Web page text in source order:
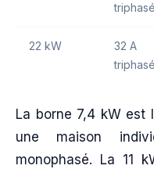
triphasé
22 kW
32 A
triphasé
La borne 7,4 kW est
une maison
monophasé. La 11